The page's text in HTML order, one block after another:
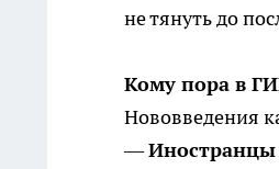
не тянуть до
Кому пора в
Нововведения
—Иностранцы